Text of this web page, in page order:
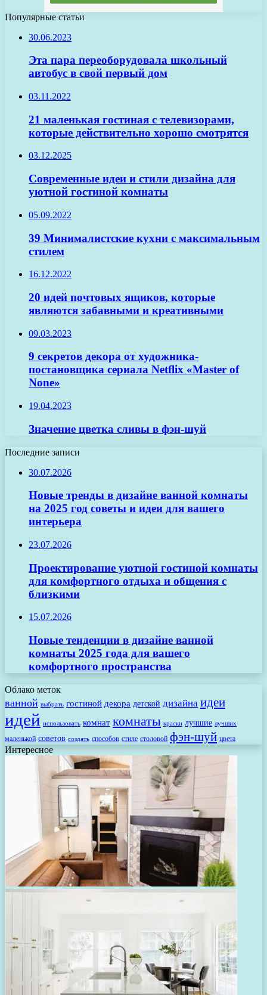
Популярные статьи
30.06.2023
Эта пара переоборудовала школьный
автобус в свой первый дом
03.11.2022
21 маленькая гостиная с телевизорами,
которые действительно хорошо смотрятся
03.12.2025
Современные идеи и стили дизайна для
уютной гостиной комнаты
05.09.2022
39 Минималистские кухни с максимальным
стилем
16.12.2022
20 идей почтовых ящиков, которые
являются забавными и креативными
09.03.2023
9 секретов декора от художника-
постановщика сериала Netflix «Master of
None»
19.04.2023
Значение цветка сливы в фэн-шуй
Последние записи
30.07.2026
Новые тренды в дизайне ванной комнаты
на 2025 год советы и идеи для вашего
интерьера
23.07.2026
Проектирование уютной гостиной комнаты
для комфортного отдыха и общения с
близкими
15.07.2026
Новые тенденции в дизайне ванной
комнаты 2025 года для вашего
комфортного пространства
Облако меток
ванной выбрать гостиной декора детской дизайна идеи
идей использовать комнат комнаты краски лучшие лучших
маленькой советов создать способов стиле столовой фэн-шуй цвета
Интересное